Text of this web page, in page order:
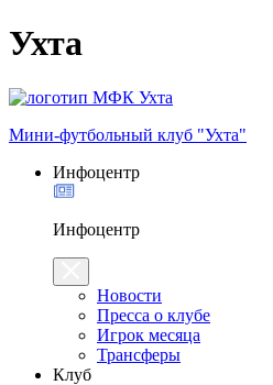
Ухта
Мини-футбольный клуб "Ухта"
Инфоцентр
Инфоцентр
Новости
Пресса о клубе
Игрок месяца
Трансферы
Клуб